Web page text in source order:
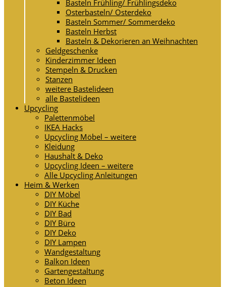
Basteln Frühling/ Frühlingsdeko
Osterbasteln/ Osterdeko
Basteln Sommer/ Sommerdeko
Basteln Herbst
Basteln & Dekorieren an Weihnachten
Geldgeschenke
Kinderzimmer Ideen
Stempeln & Drucken
Stanzen
weitere Bastelideen
alle Bastelideen
Upcycling
Palettenmöbel
IKEA Hacks
Upcycling Möbel – weitere
Kleidung
Haushalt & Deko
Upcycling Ideen – weitere
Alle Upcycling Anleitungen
Heim & Werken
DIY Möbel
DIY Küche
DIY Bad
DIY Büro
DIY Deko
DIY Lampen
Wandgestaltung
Balkon Ideen
Gartengestaltung
Beton Ideen